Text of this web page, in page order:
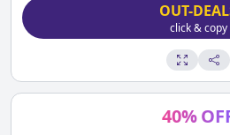
OUT-
click & copy
40%